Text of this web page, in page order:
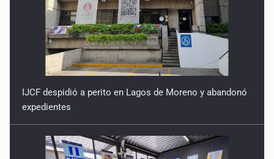
IJCF despidió a perito en Lagos de Moreno y abandonó
expedientes